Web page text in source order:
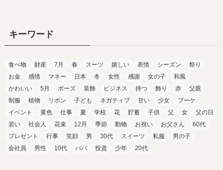
キーワード
食べ物 財産 7月 春 スーツ 嬉しい 表情 シーズン
祭り
お金
感情 マネー 日本 冬 女性 感謝 女の子
和風
かわいい
5月 ポーズ 装飾 ビジネス 持つ 飾り 赤
父親
制服
植物 リボン 子ども ネガティブ 甘い 少女
ブーケ
イベント
黄色 仕事 夏 学校 花 貯蓄 子供 父 女
父の日
若い
社会人 花束 12月 季節 動物 お祝い お父さん
60代
プレゼント
行事 笑顔 男 30代 スイーツ 私服
男の子
会社員
男性 10代 パパ 投資 少年 20代